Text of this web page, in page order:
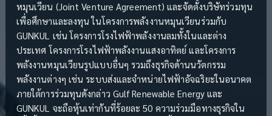
หมุนเวียน (Joint Venture Agreement) และจัดตั้งบริษัทร่วมทุน
เพื่อศึกษาและลงทุน ในโครงการพลังงานหมุนเวียนร่วมกับ
GUNKUL เช่น โครงการโรงไฟฟ้าพลังงานลมทั้งในและต่าง
ประเทศ โครงการโรงไฟฟ้าพลังงานแสงอาทิตย์ และโครงการ
พลังงานหมุนเวียนรูปแบบอื่นๆ รวมถึงธุรกิจด้านนวัตกรรม
พลังงานต่างๆ เช่น ระบบส่งและจำหน่ายไฟฟ้าอัจฉริยะในอนาคต
ภายใต้การร่วมทุนดังกล่าว Gulf Renewable Energy และ
GUNKUL จะถือหุ้นเท่ากันที่ร้อยละ 50 ความร่วมมือทางธุรกิจใน